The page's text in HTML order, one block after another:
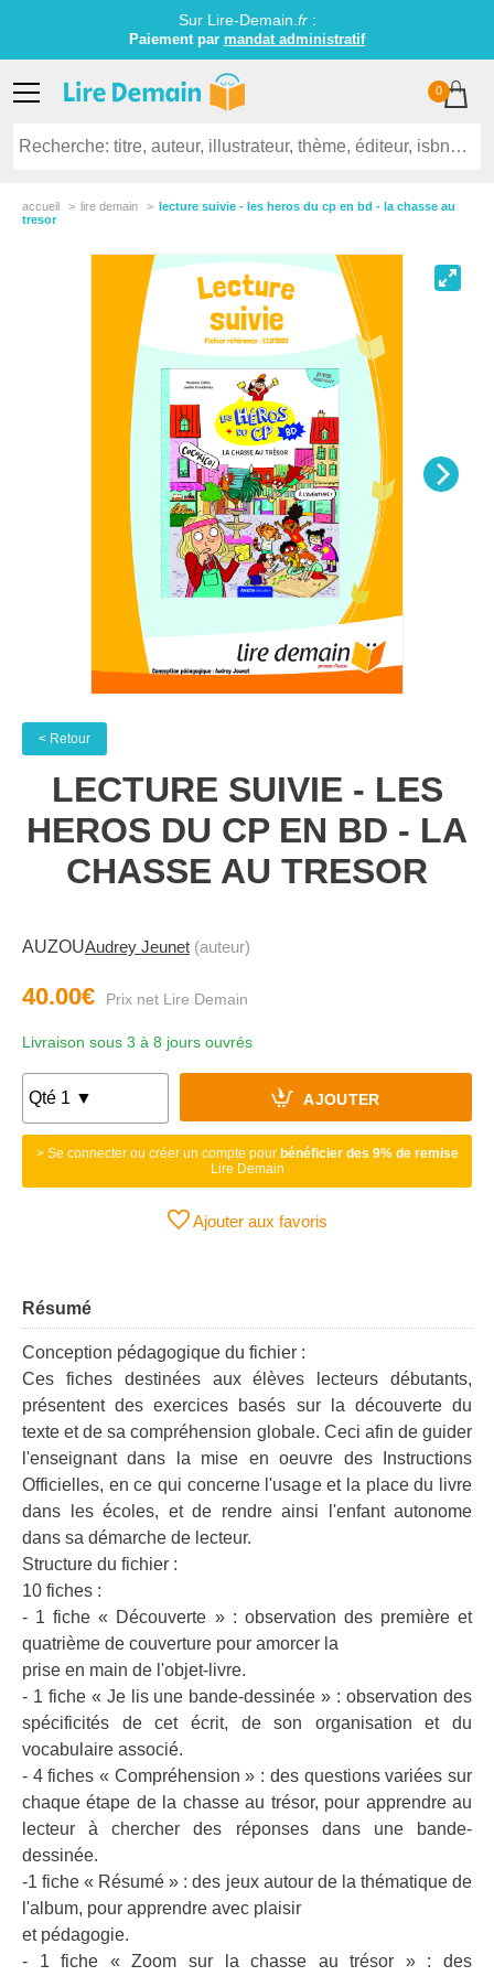
Sur Lire-Demain. fr:
Paiement par mandat administratif
0
accueil lire demain
lecture suivie - les heros du cp en bd - la chasse au
tresor
< Retour
LECTURE SUIVIE - LES
HEROS DU CP EN BD - LA
CHASSE AU TRESOR
AUZOUAudrey Jeunet (auteur)
40.00€
Livraison sous 3 à 8 jours ouvrés
AJOUTER
> Se connecter ou créer un compte pour bénéficier des 9% de remise
Lire Demain
Ajouter aux favoris
Résumé
Conception pédagogique du fichier :
Ces fiches destinées aux élèves lecteurs débutants,
présentent des exercices basés sur la découverte du
texte et de sa compréhension globale. Ceci afin de guider
l'enseignant dans la mise en oeuvre des Instructions
Officielles, en ce qui concerne l'usage et la place du livre
dans les écoles, et de rendre ainsi l'enfant autonome
dans sa démarche de lecteur.
Structure du fichier :
10 fiches :
- 1 fiche « Découverte » : observation des première et
quatrième de couverture pour amorcer la
prise en main de l'objet-livre.
- 1 fiche « Je lis une bande-dessinée » : observation des
spécificités de cet écrit, de son organisation et du
vocabulaire associé.
- 4 fiches « Compréhension » : des questions variées sur
chaque étape de la chasse au trésor, pour apprendre au
lecteur à chercher des réponses dans une bande-
dessinée.
-1 fiche « Résumé » : des jeux autour de la thématique de
l'album, pour apprendre avec plaisir
et pédagogie.
- 1 fiche « Zoom sur la chasse au trésor » : des